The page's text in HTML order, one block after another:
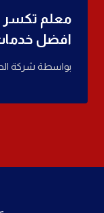
افضل
بواسطة شركة